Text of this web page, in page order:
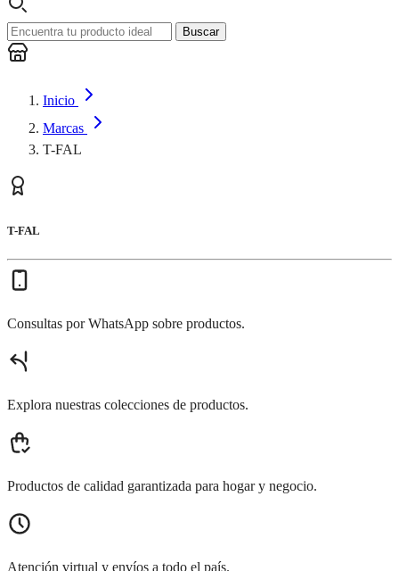
Buscar
Inicio
Marcas
T-FAL
T-FAL
Consultas por WhatsApp sobre productos.
Explora nuestras colecciones de productos.
Productos de calidad garantizada para hogar y negocio.
Atención virtual y envíos a todo el país.